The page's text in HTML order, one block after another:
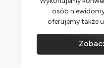
osób
oferujemy także